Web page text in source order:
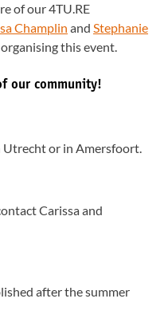
of our 4TU.RE
Champlin and Stephanie
this event.
our community!
Utrecht or in Amersfoort.
Carissa and
after the summer